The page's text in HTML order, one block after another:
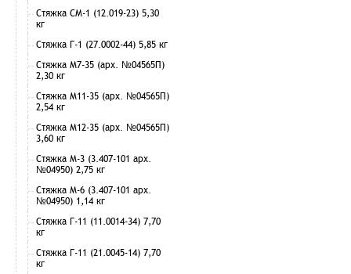
Стяжка СМ-1 (12.019-23) 5,30
кг
Стяжка Г-1 (27.0002-44) 5,85 кг
Стяжка М7-35 (арх. №04565П)
2,30 кг
Стяжка М11-35 (арх. №04565П)
2,54 кг
Стяжка М12-35 (арх. №04565П)
3,60 кг
Стяжка М-3 (3.407-101 арх.
№04950) 2,75 кг
Стяжка М-6 (3.407-101 арх.
№04950) 1,14 кг
Стяжка Г-11 (11.0014-34) 7,70
кг
Стяжка Г-11 (21.0045-14) 7,70
кг